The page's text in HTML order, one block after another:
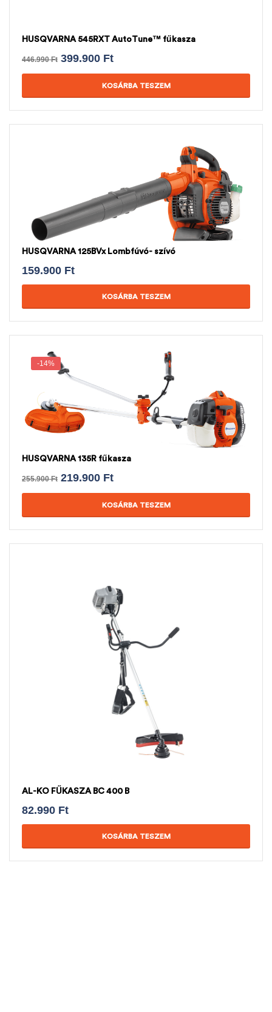
HUSQVARNA 545RXT AutoTune™ fűkasza
446.990Ft 399.900 Ft
KOSÁRBA TESZEM
HUSQVARNA 125BVx Lombfúvó- szívó
159.900 Ft
KOSÁRBA TESZEM
-14%
HUSQVARNA 135R fűkasza
255.900Ft 219.900 Ft
KOSÁRBA TESZEM
AL-KO FŰKASZA BC 400 B
82.990 Ft
KOSÁRBA TESZEM